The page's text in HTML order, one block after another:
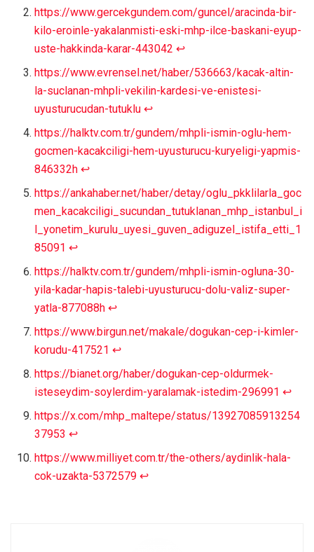
https://www.gercekgundem.com/guncel/aracinda-bir-
kilo-eroinle-yakalanmisti-eski-mhp-ilce-baskani-eyup-
uste-hakkinda-karar-443042 ↩︎
https://www.evrensel.net/haber/536663/kacak-altin-
la-suclanan-mhpli-vekilin-kardesi-ve-enistesi-
uyusturucudan-tutuklu ↩︎
https://halktv.com.tr/gundem/mhpli-ismin-oglu-hem-
gocmen-kacakciligi-hem-uyusturucu-kuryeligi-yapmis-
846332h ↩︎
https://ankahaber.net/haber/detay/oglu_pkklilarla_goc
men_kacakciligi_sucundan_tutuklanan_mhp_istanbul_i
l_yonetim_kurulu_uyesi_guven_adiguzel_istifa_etti_1
85091 ↩︎
https://halktv.com.tr/gundem/mhpli-ismin-ogluna-30-
yila-kadar-hapis-talebi-uyusturucu-dolu-valiz-super-
yatla-877088h ↩︎
https://www.birgun.net/makale/dogukan-cep-i-kimler-
korudu-417521 ↩︎
https://bianet.org/haber/dogukan-cep-oldurmek-
isteseydim-soylerdim-yaralamak-istedim-296991 ↩︎
https://x.com/mhp_maltepe/status/13927085913254
37953 ↩︎
https://www.milliyet.com.tr/the-others/aydinlik-hala-
cok-uzakta-5372579 ↩︎